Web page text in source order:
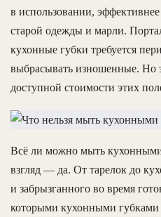
в использовании,
старой одежды и марли.
кухонные губки требуется
выбрасывать изношенные. Но
доступной стоимости этих
Всё ли можно мыть
взгляд — да. От тарелок до
и забрызганного во время
которыми кухонными губками